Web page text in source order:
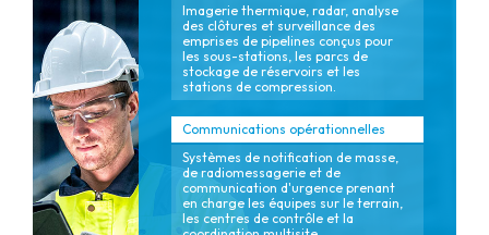
Imagerie thermique, radar, analyse
des clôtures et surveillance des
emprises de pipelines conçus pour
les sous-stations, les parcs de
stockage de réservoirs et les
stations de compression.
Communications opérationnelles
Systèmes de notification de masse,
de radiomessagerie et de
communication d'urgence prenant
en charge les équipes sur le terrain,
les centres de contrôle et la